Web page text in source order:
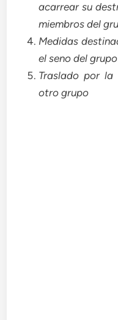
acarrear su
miembros del
Medidas
el seno del grupo
Traslado por
otro grupo